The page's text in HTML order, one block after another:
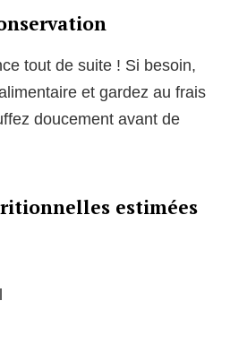
tout de suite ! Si besoin,
et gardez au frais
doucement avant de
estimées